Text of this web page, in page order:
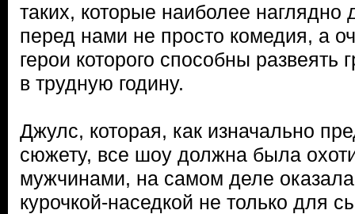
таких, которые наиболее наглядно
перед нами не просто комедия, а
герои которого способны развеять
в трудную годину.
Джулс, которая, как изначально
сюжету, все шоу должна была
мужчинами, на самом деле
курочкой-наседкой не только для